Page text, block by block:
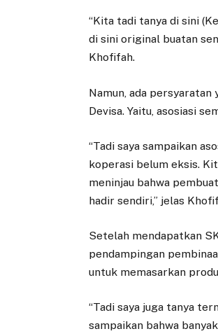
“Kita tadi tanya di sini
di sini original buatan
Khofifah.
Namun, ada
Devisa. Yaitu, asosiasi
“Tadi saya sampaikan
koperasi belum eksis.
meninjau bahwa
hadir sendiri,” jelas
Setelah mendapatkan
pendampingan
untuk memasarkan
“Tadi saya juga tanya
sampaikan bahwa